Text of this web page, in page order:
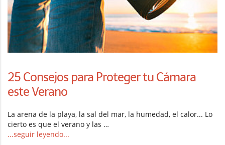
25 Consejos para Proteger tu Cámara
este Verano
La arena de la playa, la sal del mar, la humedad, el calor... Lo
cierto es que el verano y las …
...seguir leyendo...